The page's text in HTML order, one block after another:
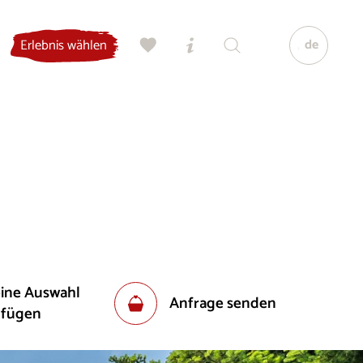
Erlebnis wählen de
Auswahl
Anfrage senden